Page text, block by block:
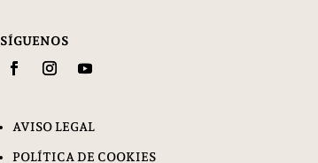
SÍGUENOS
AVISO LEGAL
POLÍTICA DE COOKIES